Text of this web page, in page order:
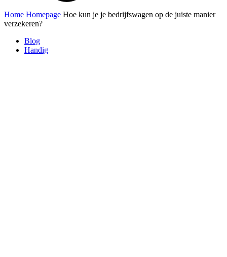
Home Homepage Hoe kun je je bedrijfswagen op de juiste manier
verzekeren?
Blog
Handig